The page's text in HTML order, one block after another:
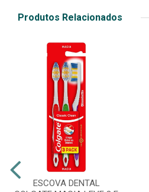
Produtos Relacionados
ESCOVA DENTAL